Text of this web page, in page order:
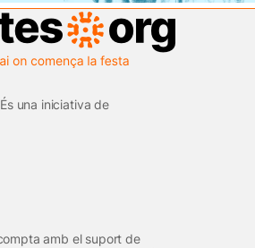
És una iniciativa de
amb el suport de